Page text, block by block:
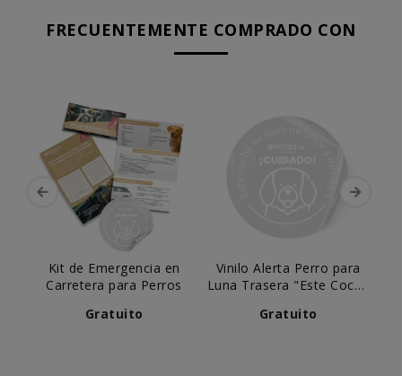
FRECUENTEMENTE COMPRADO CON
Kit de Emergencia en
Carretera para Perros
Gratuito
Vinilo Alerta Perro para
Luna Trasera "Este Coche
Pelos"
Gratuito